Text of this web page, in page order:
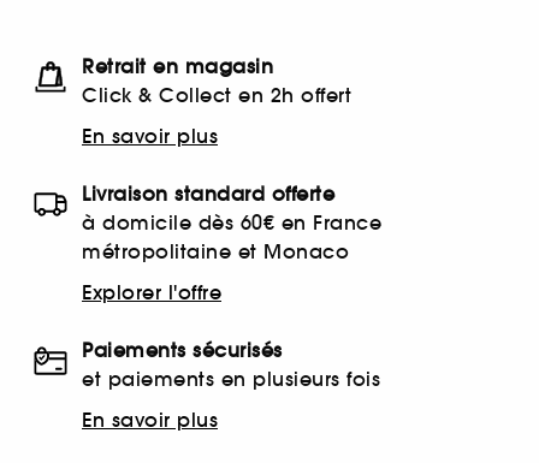
Retrait en magasin
Click & Collect en 2h offert
En savoir plus
Livraison standard offerte
à domicile dès 60€ en France
métropolitaine et Monaco
Explorer l'offre
Paiements sécurisés
et paiements en plusieurs fois
En savoir plus